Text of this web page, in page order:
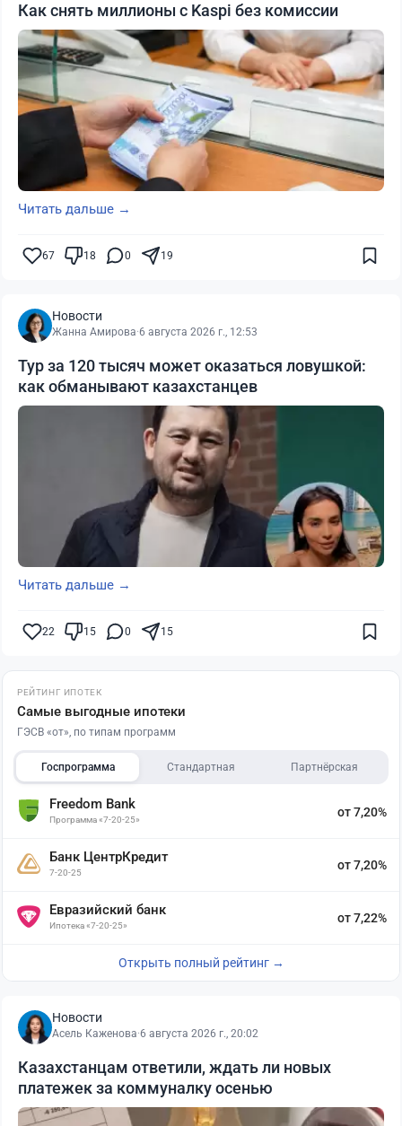
Как снять миллионы с Kaspi без комиссии
Читать дальше →
67 18 0 19
Новости
Жанна Амирова·6 августа 2026 г., 12:53
Тур за 120 тысяч может оказаться ловушкой:
как обманывают казахстанцев
Читать дальше →
22 15 0 15
РЕЙТИНГ ИПОТЕК
Самые выгодные ипотеки
ГЭСВ «от», по типам программ
Госпрограмма Стандартная Партнёрская
Freedom Bank
Программа «7-20-25»
от 7,20%
Банк ЦентрКредит
7-20-25
от 7,20%
Евразийский банк
Ипотека «7-20-25»
от 7,22%
Открыть полный рейтинг →
Новости
Асель Каженова·6 августа 2026 г., 20:02
Казахстанцам ответили, ждать ли новых
платежек за коммуналку осенью